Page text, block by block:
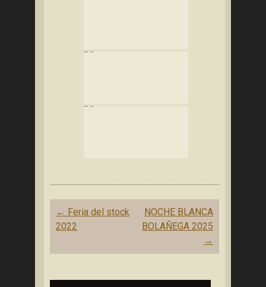
Navegación
de
← Feria del stock
2022
NOCHE BLANCA
BOLAÑEGA 2025
→